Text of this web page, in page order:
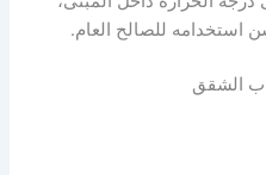
استخدامه للصالح العام.
الشقق